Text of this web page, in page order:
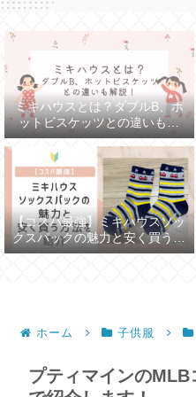
ミキハウスとは？ダブルB、ホ
ットビスケッツとの違いも解
説！
【コスパ最強】ミキハウスソッ
クスパックの魅力と安く買う方
法を紹介
ホーム 子供服
プティマインの